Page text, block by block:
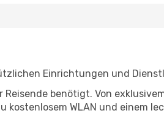
Einrichtungen und
benötigt. Von
WLAN und einem